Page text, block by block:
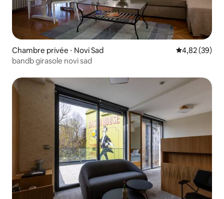
Chambre privée ⋅ Novi Sad Évaluation
4,82 (39)
bandb girasole novi sad